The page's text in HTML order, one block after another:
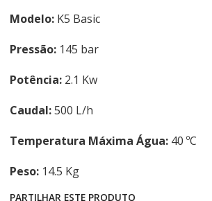
Modelo:K5 Basic
Pressão: 145 bar
Potência: 2.1 Kw
Caudal:500 L/h
Temperatura Máxima Água: 40 ºC
Peso:14.5 Kg
PARTILHAR ESTE PRODUTO